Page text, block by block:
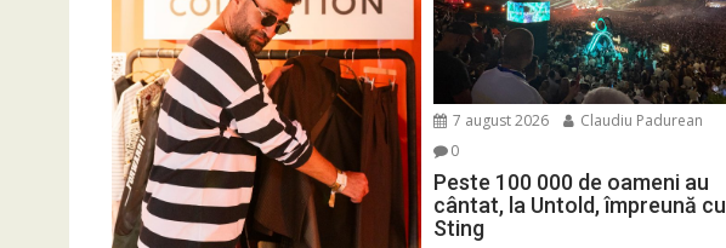
7 august 2026
Claudiu Padurean
0
Peste 100 000 de oameni au
cântat, la Untold, împreună cu
Sting